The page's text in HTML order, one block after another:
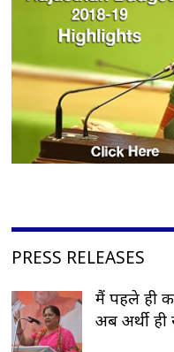
PRESS RELEASES
मैं पहले ही
अब अर्थी ही